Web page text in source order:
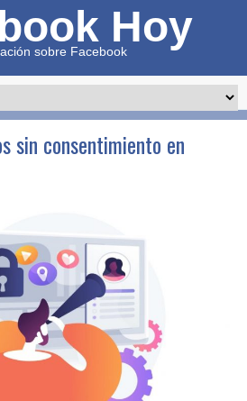
Hoy
sobre Facebook
sin consentimiento en